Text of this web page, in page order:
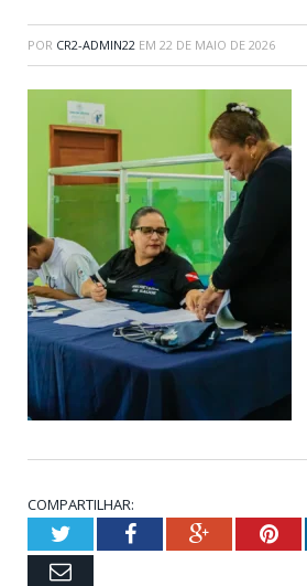
POR CR2-ADMIN22 EM 22 DE MAIO DE 2026
COMPARTILHAR:
TwitterFacebookGoogle+
Email